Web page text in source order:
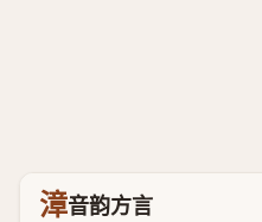
漳音韵方言